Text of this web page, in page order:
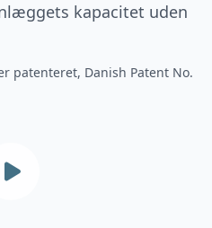
kapacitet uden
patenteret, Danish Patent No.